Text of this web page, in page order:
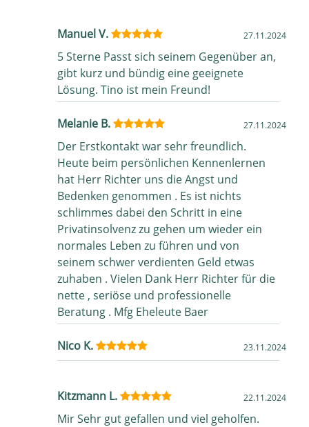
Manuel V. 27.11.2024
5 Sterne Passt sich seinem Gegenüber an,
gibt kurz und bündig eine geeignete
Lösung. Tino ist mein Freund!
Melanie B. 27.11.2024
Der Erstkontakt war sehr freundlich.
Heute beim persönlichen Kennenlernen
hat Herr Richter uns die Angst und
Bedenken genommen . Es ist nichts
schlimmes dabei den Schritt in eine
Privatinsolvenz zu gehen um wieder ein
normales Leben zu führen und von
seinem schwer verdienten Geld etwas
zuhaben . Vielen Dank Herr Richter für die
nette , seriöse und professionelle
Beratung . Mfg Eheleute Baer
Nico K. 23.11.2024
Kitzmann L. 22.11.2024
Mir Sehr gut gefallen und viel geholfen.